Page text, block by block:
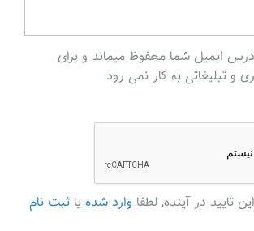
ایمیل شما محفوظ میماند و برای
و تبلیغاتی به کار نمی رود
تایید در آینده, لطفا وارد شده یا ثبت نام